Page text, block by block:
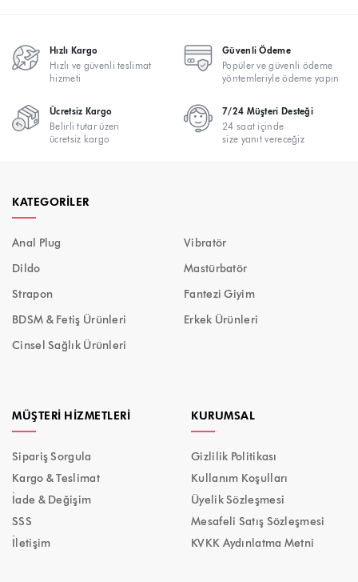
Hızlı Kargo
Hızlı ve güvenli teslimat
hizmeti
Güvenli Ödeme
Popüler ve güvenli ödeme
yöntemleriyle ödeme yapın
Ücretsiz Kargo
Belirli tutar üzeri
ücretsiz kargo
7/24 Müşteri Desteği
24 saat içinde
size yanıt vereceğiz
KATEGORILER
Anal Plug
Vibratör
Dildo
Mastürbatör
Strapon
Fantezi Giyim
BDSM & Fetiş Ürünleri
Erkek Ürünleri
Cinsel Sağlık Ürünleri
MÜŞTERI HIZMETLERI
Sipariş Sorgula
Kargo & Teslimat
İade & Değişim
SSS
İletişim
KURUMSAL
Gizlilik Politikası
Kullanım Koşulları
Üyelik Sözleşmesi
Mesafeli Satış Sözleşmesi
KVKK Aydınlatma Metni